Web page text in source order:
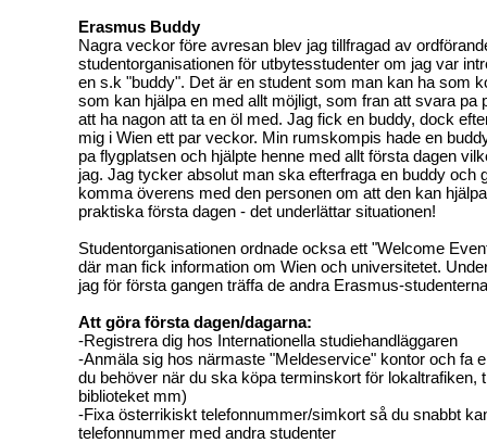
Erasmus Buddy
Nagra veckor före avresan blev jag tillfragad av
studentorganisationen för utbytesstudenter om jag var
en s.k "buddy". Det är en student som man kan ha som
som kan hjälpa en med allt möjligt, som fran att svara pa
att ha nagon att ta en öl med. Jag fick en buddy, dock
mig i Wien ett par veckor. Min rumskompis hade en
pa flygplatsen och hjälpte henne med allt första dagen
jag. Jag tycker absolut man ska efterfraga en buddy och
komma överens med den personen om att den kan
praktiska första dagen - det underlättar situationen!
Studentorganisationen ordnade ocksa ett "Welcome
där man fick information om Wien och universitetet.
jag för första gangen träffa de andra Erasmus-
Att göra första dagen/dagarna:
-Registrera dig hos Internationella studiehandläggaren
-Anmäla sig hos närmaste "Meldeservice" kontor och fa
du behöver när du ska köpa terminskort för lokaltrafiken,
biblioteket mm)
-Fixa österrikiskt telefonnummer/simkort så du snabbt
telefonnummer med andra studenter